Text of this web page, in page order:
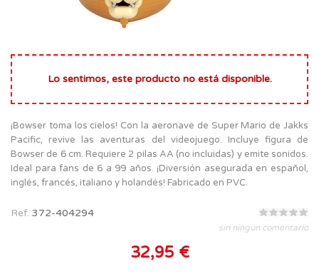
Lo sentimos, este producto no está disponible.
¡Bowser toma los cielos! Con la aeronave de Super Mario de Jakks
Pacific, revive las aventuras del videojuego. Incluye figura de
Bowser de 6 cm. Requiere 2 pilas AA (no incluidas) y emite sonidos.
Ideal para fans de 6 a 99 años. ¡Diversión asegurada en español,
inglés, francés, italiano y holandés! Fabricado en PVC.
Ref. 372-404294
sin ningún comentario
32,95 €